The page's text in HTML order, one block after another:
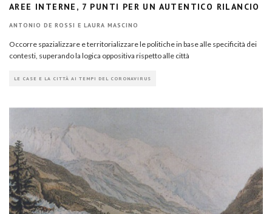
AREE INTERNE, 7 PUNTI PER UN AUTENTICO RILANCIO
ANTONIO DE ROSSI E LAURA MASCINO
Occorre spazializzare e territorializzare le politiche in base alle specificità dei
contesti, superando la logica oppositiva rispetto alle città
LE CASE E LA CITTÀ AI TEMPI DEL CORONAVIRUS